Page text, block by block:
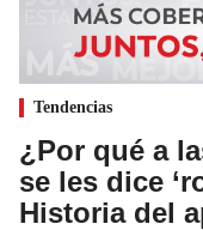
Tendencias
¿Por qué a
se les dice
Historia del